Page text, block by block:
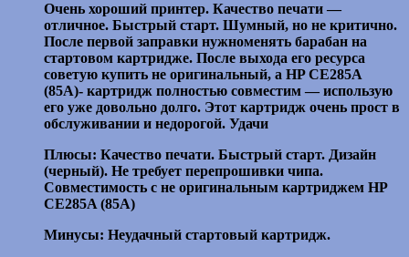
Очень хороший принтер. Качество печати —
отличное. Быстрый старт. Шумный, но не критично.
После первой заправки нужноменять барабан на
стартовом картридже. После выхода его ресурса
советую купить не оригинальный, а HP СЕ285A
(85А)- картридж полностью совместим — использую
его уже довольно долго. Этот картридж очень прост в
обслуживании и недорогой. Удачи
Плюсы: Качество печати. Быстрый старт. Дизайн
(черный). Не требует перепрошивки чипа.
Совместимость с не оригинальным картриджем HP
СЕ285A (85А)
Минусы: Неудачный стартовый картридж.